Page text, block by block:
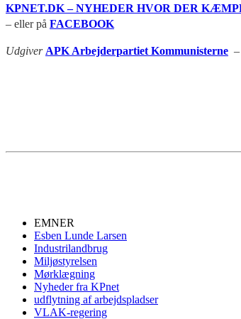
KPNET.DK – NYHEDER HVOR DER
– eller på FACEBOOK
Udgiver APK Arbejderpartiet Kommunisterne –
EMNER
Esben Lunde Larsen
Industrilandbrug
Miljøstyrelsen
Mørklægning
Nyheder fra KPnet
udflytning af arbejdspladser
VLAK-regering